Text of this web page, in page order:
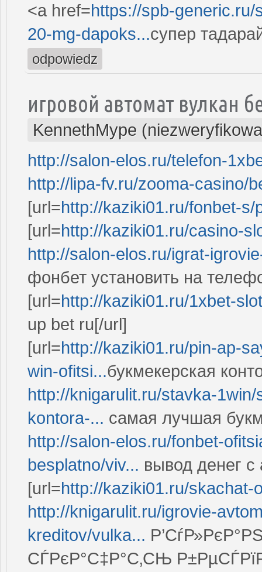
<a href=https://spb-
20-mg-dapoks...супер
odpowiedz
игровой автомат вулкан
KennethMype
http://salon-elos.ru/telefon-
http://lipa-fv.ru/zooma-casino/
[url=http://kaziki01.ru/fonbet-s/
[url=http://kaziki01.ru/casino-
http://salon-elos.ru/igrat-
фонбет установить на
[url=http://kaziki01.ru/1xbet-
up bet ru[/url]
[url=http://kaziki01.ru/pin-ap-
win-ofitsi...букмекерская
http://knigarulit.ru/stavka-
kontora-... самая лучшая
http://salon-elos.ru/fonbet-
besplatno/viv... вывод денег с
[url=http://kaziki01.ru/skachat-
http://knigarulit.ru/igrovie-
kreditov/vulka...
СЃРєР°С‡Р°С‚СЊ